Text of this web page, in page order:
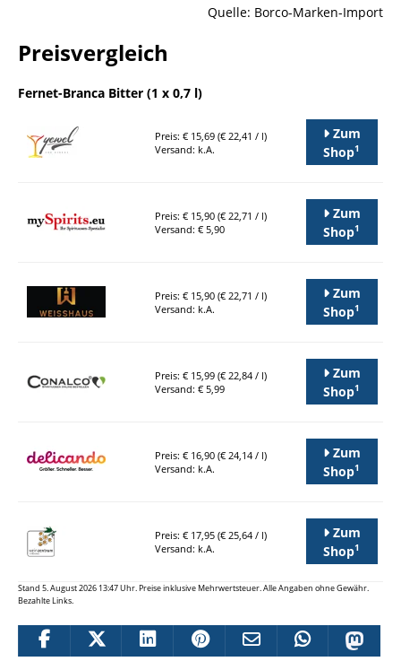
Quelle: Borco-Marken-Import
Preisvergleich
Fernet-Branca Bitter (1 x 0,7 l)
Preis: € 15,69 (€ 22,41 / l)
Versand: k.A.
Zum
Shop1
Preis: € 15,90 (€ 22,71 / l)
Versand: € 5,90
Zum
Shop1
Preis: € 15,90 (€ 22,71 / l)
Versand: k.A.
Zum
Shop1
Preis: € 15,99 (€ 22,84 / l)
Versand: € 5,99
Zum
Shop1
Preis: € 16,90 (€ 24,14 / l)
Versand: k.A.
Zum
Shop1
Preis: € 17,95 (€ 25,64 / l)
Versand: k.A.
Zum
Shop1
Stand 5. August 2026 13:47 Uhr. Preise inklusive Mehrwertsteuer. Alle Angaben ohne Gewähr.
Bezahlte Links.